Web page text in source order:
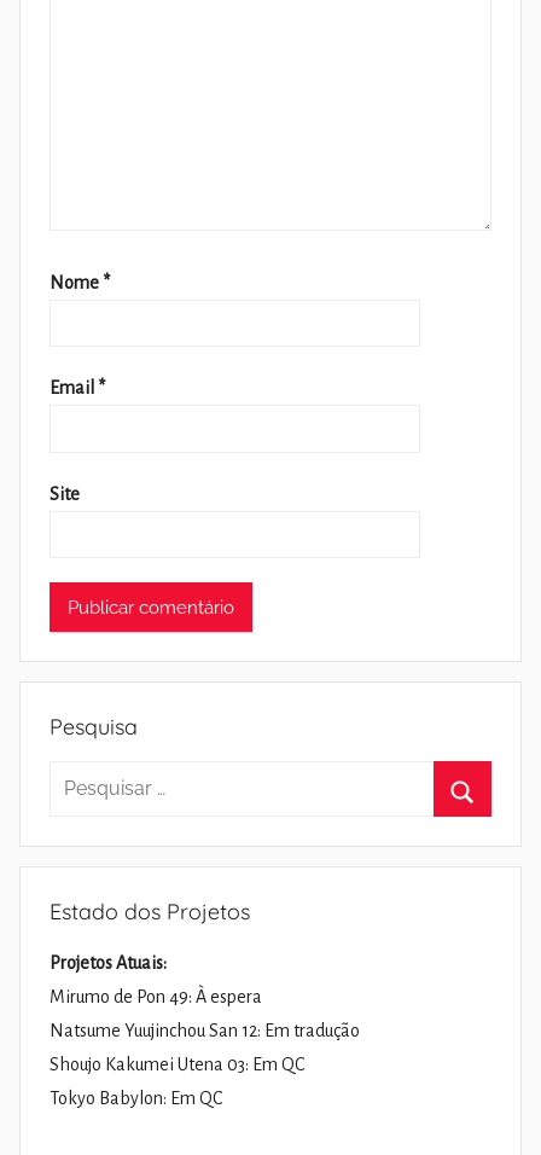
Nome *
Email *
Site
Pesquisa
Pesquisar
Estado dos Projetos
Projetos Atuais:
Mirumo de Pon 49: À espera
Natsume Yuujinchou San 12: Em tradução
Shoujo Kakumei Utena 03: Em QC
Tokyo Babylon: Em QC